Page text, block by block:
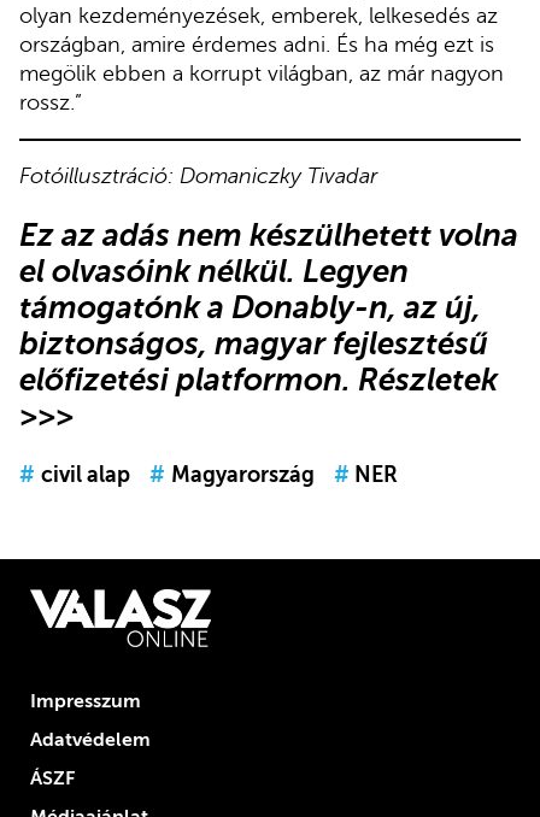
olyan kezdeményezések, emberek, lelkesedés az
országban, amire érdemes adni. És ha még ezt is
megölik ebben a korrupt világban, az már nagyon
rossz.”
Fotóillusztráció: Domaniczky Tivadar
Ez az adás nem készülhetett volna
el olvasóink nélkül. Legyen
támogatónk a Donably-n, az új,
biztonságos, magyar fejlesztésű
előfizetési platformon. Részletek
>>>
# civil alap # Magyarország # NER
Impresszum
Adatvédelem
ÁSZF